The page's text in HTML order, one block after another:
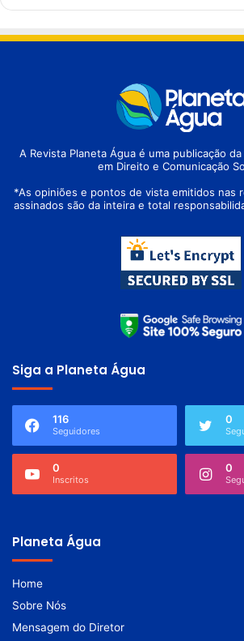
A Revista Planeta Água é uma publicação
em Direito e Comunicação
*As opiniões e pontos de vista emitidos nas
assinados são da inteira e total
Siga a Planeta Água
116
Seguidores
0
0
Inscritos
0
Planeta Água
Home
Sobre Nós
Mensagem do Diretor